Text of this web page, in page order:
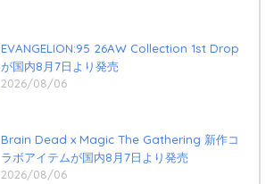
EVANGELION:95 26AW Collection 1st Drop
が国内8月7日より発売
2026/08/06
Brain Dead x Magic The Gathering 新作コ
ラボアイテムが国内8月7日より発売
2026/08/06